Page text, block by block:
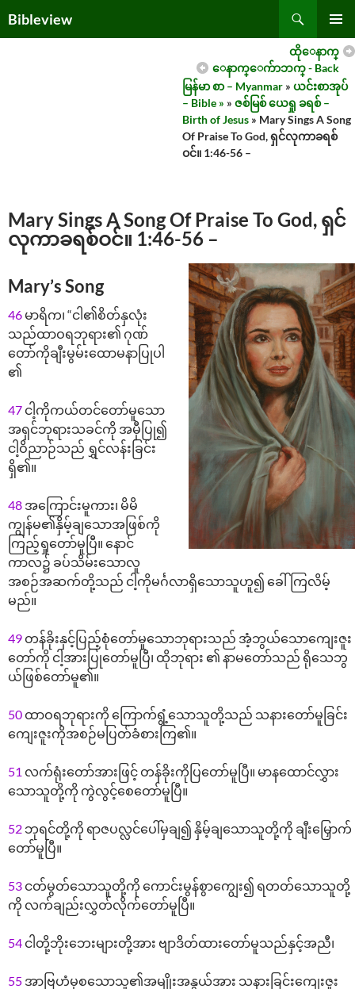
toBibleview
MENU
ထိုေနာက္
ေနာက္ေက်ာဘက္ - Back
မြန်မာ စာ – Myanmar » ယင်းစာအုပ်
– Bible » » ဇစ်မြစ် ယေရှု ခရစ် –
Birth of Jesus » Mary Sings A Song
Of Praise To God, ရှင်လုကာခရစ်
ဝင်။ 1:46-56 –
Mary Sings A Song Of Praise To God, ရှင်
လုကာခရစ်ဝင်။ 1:46-56 –
Mary’s Song
46 မာ​ရိ​က၊ “ငါ​၏​စိတ်​နှ​လုံး​
သည်​ထာ​ဝ​ရ​ဘု​ရား​၏​ ဂုဏ်​
တော်​ကို​ချီး​မွမ်း​ထော​မ​နာ​ပြု​ပါ​
၏
47 ငါ့ကိုကယ်တင်တော်မူသော
အရှင်ဘုရားသခင်ကို အမှီပြု၍
ငါ့ဝိညာဉ်သည် ရွှင်လန်းခြင်း
ရှိ၏။
48 အကြောင်းမူကား၊ မိမိ
ကျွန်မ၏နှိမ့်ချသောအဖြစ်ကို
ကြည့်ရှုတော်မူပြီ။ နောင်
ကာလ၌ ခပ်သိမ်းသောလူ
အစဉ်အဆက်တို့သည် ငါ့ကိုမင်္ဂလာရှိသောသူဟူ၍ ခေါ်ကြလိမ့်
မည်။
49 တန်ခိုးနှင့်ပြည့်စုံတော်မူသောဘုရားသည် အံ့ဘွယ်သောကျေးဇူး
တော်ကို ငါ့အားပြုတော်မူပြီ၊ ထိုဘုရား ၏ နာမတော်သည် ရိုသေဘွ
ယ်ဖြစ်တော်မူ၏။
50 ထာဝရဘုရားကို ကြောက်ရွံ့သောသူတို့သည် သနားတော်မူခြင်း
ကျေးဇူးကိုအစဉ်မပြတ်ခံစားကြ၏။
51 လက်ရုံးတော်အားဖြင့် တန်ခိုးကိုပြတော်မူပြီ။ မာနထောင်လွှား
သောသူတို့ကို ကွဲလွင့်စေတော်မူပြီ။
52 ဘုရင်တို့ကို ရာဇပလ္လင်ပေါ်မှချ၍ နှိမ့်ချသောသူတို့ကို ချီးမြှောက်
တော်မူပြီ။
53 ငတ်မွတ်သောသူတို့ကို ကောင်းမွန်စွာကျွေး၍ ရတတ်သောသူတို့
ကို လက်ချည်းလွှတ်လိုက်တော်မူပြီ။
54 ငါတို့ဘိုးဘေးများတို့အား ဗျာဒိတ်ထားတော်မူသည်နှင့်အညီ၊
55 အာဗြဟံမှစသောသူ၏အမျိုးအနွယ်အား သနားခြင်းကျေးဇူး